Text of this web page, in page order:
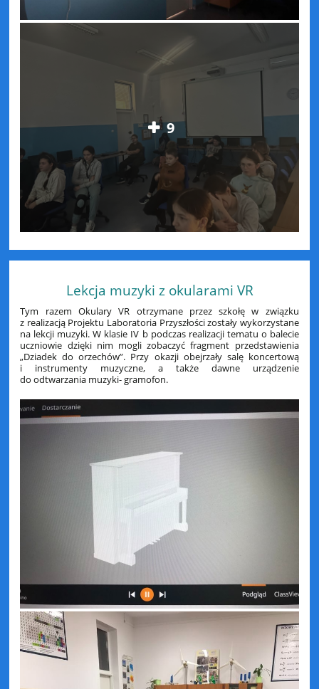
9
Lekcja muzyki z okularami VR
Tym razem Okulary VR otrzymane przez szkołę w związku
z realizacją Projektu Laboratoria Przyszłości zostały wykorzystane
na lekcji muzyki. W klasie IV b podczas realizacji tematu o balecie
uczniowie dzięki nim mogli zobaczyć fragment przedstawienia
„Dziadek do orzechów”. Przy okazji obejrzały salę koncertową
i instrumenty muzyczne, a także dawne urządzenie
do odtwarzania muzyki- gramofon.